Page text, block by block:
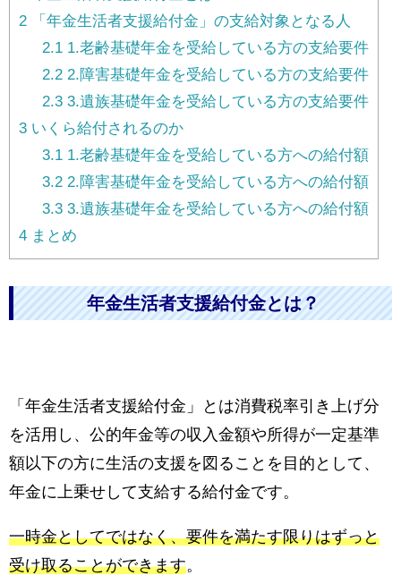
2 「年金生活者支援給付金」の支給対象となる人
2.11.老齢基礎年金を受給している方の支給要件
2.22.障害基礎年金を受給している方の支給要件
2.33.遺族基礎年金を受給している方の支給要件
3 いくら給付されるのか
3.11.老齢基礎年金を受給している方への給付額
3.22.障害基礎年金を受給している方への給付額
3.33.遺族基礎年金を受給している方への給付額
4 まとめ
年金生活者支援給付金とは？
「年金生活者支援給付金」とは消費税率引き上げ分
を活用し、公的年金等の収入金額や所得が一定基準
額以下の方に生活の支援を図ることを目的として、
年金に上乗せして支給する給付金です。
一時金としてではなく、要件を満たす限りはずっと
受け取ることができます。